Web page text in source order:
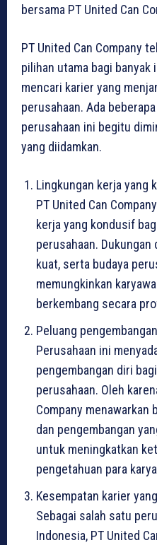
bersama PT United Can
PT United Can Company
pilihan utama bagi banyak
mencari karier yang
perusahaan. Ada
perusahaan ini begitu
yang diidamkan.
Lingkungan kerja yang
PT United Can
kerja yang kondusif
perusahaan. Dukungan
kuat, serta budaya
memungkinkan
berkembang secara
Peluang
Perusahaan ini
pengembangan diri
perusahaan. Oleh
Company menawarkan
dan pengembangan
untuk meningkatkan
pengetahuan para
Kesempatan karier
Sebagai salah satu
Indonesia, PT United